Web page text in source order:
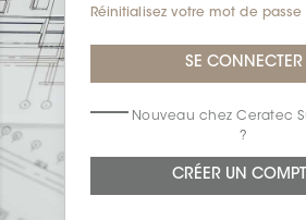
Réinitialisez votre mot de passe
Nouveau chez Ceratec
?